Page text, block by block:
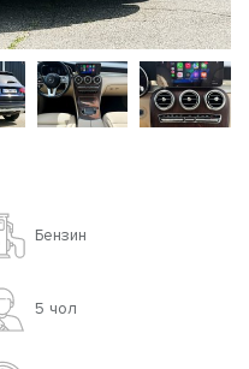
Бензин
5 чoл